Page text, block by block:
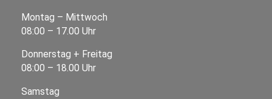
Montag – Mittwoch
08:00 – 17.00 Uhr
Donnerstag + Freitag
08:00 – 18.00 Uhr
Samstag